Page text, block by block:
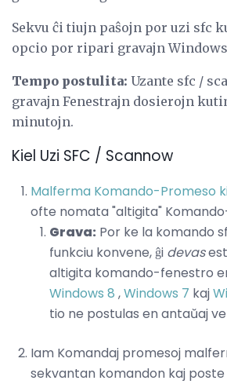
Sekvu ĉi tiujn paŝojn por uzi sfc
opcio por ripari gravajn
Tempo postulita: Uzante sfc /
gravajn Fenestrajn dosierojn
minutojn.
Kiel Uzi SFC / Scannow
Malferma Komando-Promeso
ofte nomata "altigita"
Grava: Por ke la komando
funkciu konvene, ĝi devas
altigita komando-fenestro
Windows 8 ,Windows 7 kaj
tio ne postulas en antaŭaj
Iam Komandaj promesoj
sekvantan komandon kaj